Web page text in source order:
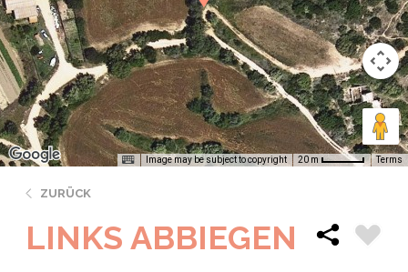
Image may be subject to copyright 20 m Terms
ZURÜCK
LINKS ABBIEGEN